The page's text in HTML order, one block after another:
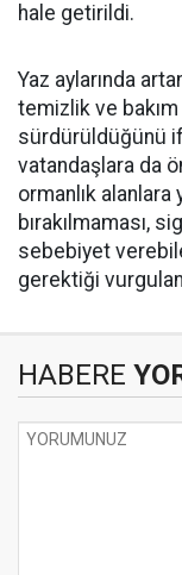
hale getirildi.
Yaz aylarında
temizlik ve bakım
sürdürüldüğünü
vatandaşlara da
ormanlık alanlara
bırakılmaması,
sebebiyet
gerektiği
HABERE